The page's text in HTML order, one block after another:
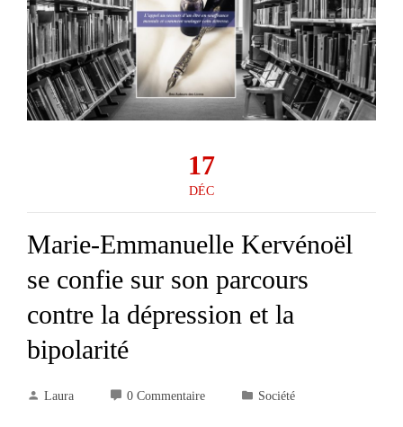
17
DÉC
Marie-Emmanuelle Kervénoël
se confie sur son parcours
contre la dépression et la
bipolarité
Laura 0 Commentaire Société